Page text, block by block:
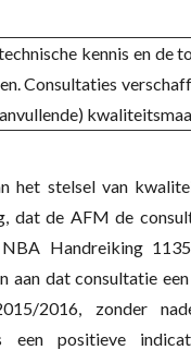
kennis en de
Consultaties
het stelsel van
dat de AFM de
Handreiking
aan dat consultatie
2016, zonder
een positieve